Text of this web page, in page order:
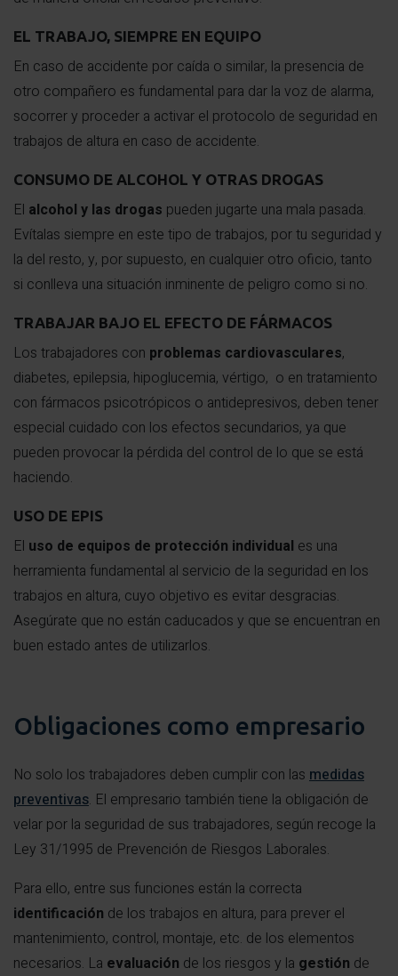
EL TRABAJO, SIEMPRE EN EQUIPO
En caso de accidente por caída o similar, la presencia de
otro compañero es fundamental para dar la voz de alarma,
socorrer y proceder a activar el protocolo de seguridad en
trabajos de altura en caso de accidente.
CONSUMO DE ALCOHOL Y OTRAS DROGAS
El alcohol y las drogas pueden jugarte una mala pasada.
Evítalas siempre en este tipo de trabajos, por tu seguridad y
la del resto, y, por supuesto, en cualquier otro oficio, tanto
si conlleva una situación inminente de peligro como si no.
TRABAJAR BAJO EL EFECTO DE FÁRMACOS
Los trabajadores con problemas cardiovasculares,
diabetes, epilepsia, hipoglucemia, vértigo, o en tratamiento
con fármacos psicotrópicos o antidepresivos, deben tener
especial cuidado con los efectos secundarios, ya que
pueden provocar la pérdida del control de lo que se está
haciendo.
USO DE EPIS
El uso de equipos de protección individual es una
herramienta fundamental al servicio de la seguridad en los
trabajos en altura, cuyo objetivo es evitar desgracias.
Asegúrate que no están caducados y que se encuentran en
buen estado antes de utilizarlos.
Obligaciones como empresario
No solo los trabajadores deben cumplir con las medidas
preventivas. El empresario también tiene la obligación de
velar por la seguridad de sus trabajadores, según recoge la
Ley 31/1995 de Prevención de Riesgos Laborales.
Para ello, entre sus funciones están la correcta
identificación de los trabajos en altura, para prever el
mantenimiento, control, montaje, etc. de los elementos
necesarios. La evaluación de los riesgos y la gestión de